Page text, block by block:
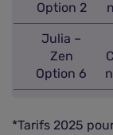
Option 2
Julia –
Zen
Option 6
*Tarifs 2025